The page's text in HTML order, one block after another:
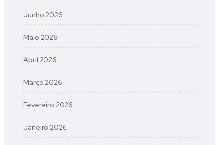
Junho 2026
Maio 2026
Abril 2026
Março 2026
Fevereiro 2026
Janeiro 2026